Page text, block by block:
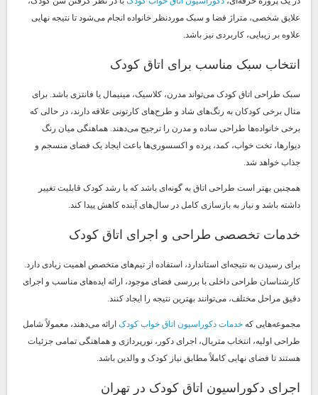
علایق شخصی، متراژ فضا و سبک موردنظر خانواده انجام می‌شود تا نتیجه نهایی
علاوه بر زیبایی، کاربردی نیز باشد.
انتخاب سبک مناسب برای اتاق کودک
سبک طراحی اتاق کودک می‌تواند مدرن، کلاسیک، مینیمال یا فانتزی باشد. برای
مثال برخی کودکان به رنگ‌های شاد و طرح‌های کارتونی علاقه دارند، در حالی که
برخی خانواده‌ها طراحی ساده و مدرن را ترجیح می‌دهند. هماهنگی میان رنگ
دیوارها، تخت خواب، کمد، پرده و اکسسوری‌ها باعث ایجاد یک فضای منسجم و
جذاب خواهد شد.
همچنین بهتر است طراحی اتاق به گونه‌ای باشد که با رشد کودک قابلیت تغییر
داشته باشد و نیاز به بازسازی کامل در سال‌های آینده کاهش پیدا کند.
خدمات تخصصی طراحی و اجرای اتاق کودک
برای رسیدن به نتیجه‌ای استاندارد، استفاده از تیم‌های متخصص اهمیت زیادی دارد.
کارشناسان طراحی داخلی با بررسی فضای موجود، ارائه ایده‌های مناسب و اجرای
دقیق مراحل مختلف، می‌توانند بهترین نتیجه را ایجاد کنند.
مجموعه‌هایی که خدمات دکوراسیون اتاق خواب کودک ارائه می‌دهند، معمولاً شامل
طراحی اولیه، انتخاب متریال، اجرای دکور، نورپردازی و هماهنگی تمامی جزئیات
هستند تا فضای نهایی کاملاً مطابق نیاز کودک و والدین باشد.
اجرای دکوراسیون اتاق کودک در تهران